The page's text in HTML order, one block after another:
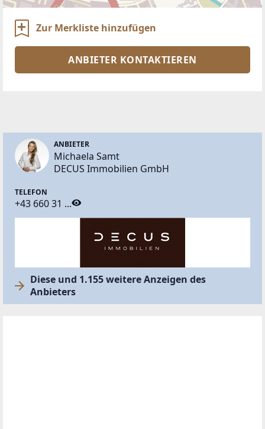
Zur Merkliste hinzufügen
ANBIETER KONTAKTIEREN
ANBIETER
Michaela Samt
DECUS Immobilien GmbH
TELEFON
+43 660 31 ...
Diese und 1.155 weitere Anzeigen des
Anbieters